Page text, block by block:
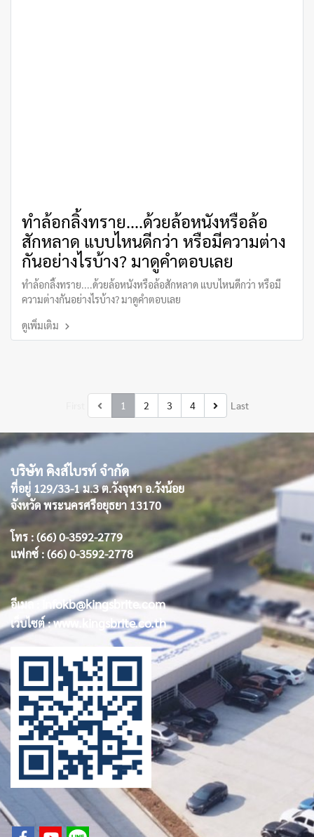
ทำล้อกลิ้งทราย....ด้วยล้อหนังหรือล้อ
สักหลาด แบบไหนดีกว่า หรือมีความต่าง
กันอย่างไรบ้าง? มาดูคำตอบเลย
ทำล้อกลิ้งทราย....ด้วยล้อหนังหรือล้อสักหลาด แบบไหนดีกว่า หรือมี
ความต่างกันอย่างไรบ้าง? มาดูคำตอบเลย
ดูเพิ่มเติม
1 2 3 4 Last
บริษัท คิงส์ไบรท์ จำกัด
ที่อยู่ 129/33-1 ม.3 ต.วังจุฬา อ.วังน้อย
จังหวัด พระนครศรีอยุธยา 13170
โทร : (66) 0-3592-2779
แฟกซ์ : (66) 0-3592-2778
อีเมล : infokb@kingsbrite.com
เว็บไซต์ :www.kingsbrite.co.th